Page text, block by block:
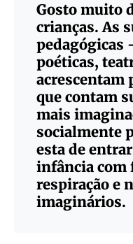
Gosto muito
crianças. As
pedagógicas
poéticas,
acrescentam
que contam
mais
socialmente
esta de
infância com
respiração e
imaginários.